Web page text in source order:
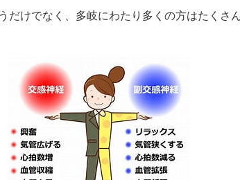
だけでなく、多岐にわたり多くの方はたくさ